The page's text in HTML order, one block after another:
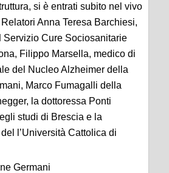
si è entrati subito nel vivo
Anna Teresa Barchiesi,
Servizio Cure Sociosanitarie
Filippo Marsella, medico di
del Nucleo Alzheimer della
Marco Fumagalli della
la dottoressa Ponti
studi di Brescia e la
l’Università Cattolica di
Germani